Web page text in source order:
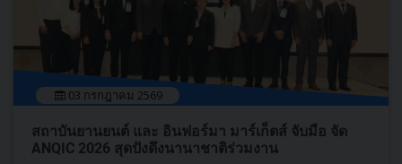
03 กรกฎาคม 2569
สถาบันยานยนต์​ และ อินฟอร์มา มาร์เก็ตส์ จับมือ จัด
ANQIC​ 2026 สุดปังดึงนานาชาติร่วมงาน